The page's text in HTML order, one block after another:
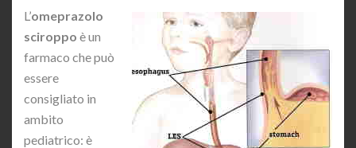
L’omeprazolo
sciroppo è un
farmaco che può
essere
consigliato in
ambito
pediatrico: è